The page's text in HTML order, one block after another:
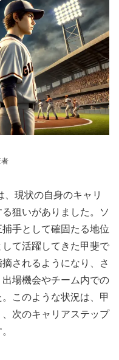
、現状の自身のキャリ
狙いがありました。ソ
手として確固たる地位
て活躍してきた甲斐で
されるようになり、さ
場機会やチーム内での
このような状況は、甲
次のキャリアステップ